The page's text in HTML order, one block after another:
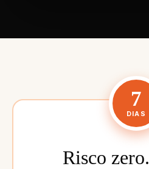
7
DIAS
Risco zero.